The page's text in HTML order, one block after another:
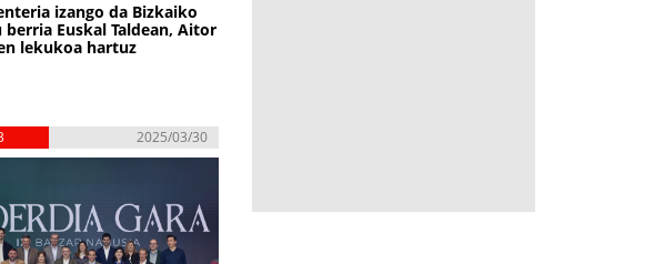
izango da Bizkaiko
Euskal Taldean, Aitor
lekukoa hartuz
2025/03/30